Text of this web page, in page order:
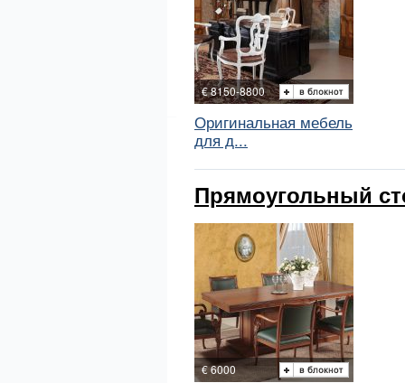
€ 8150-8800
Оригинальная мебель
для д...
Прямоугольный
€ 6000